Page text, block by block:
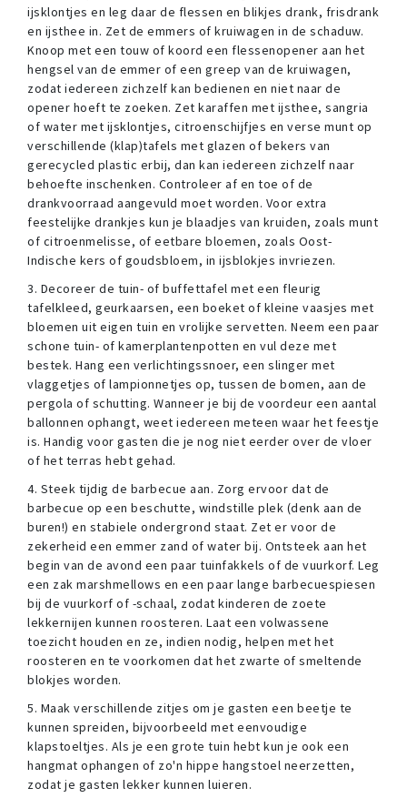
ijsklontjes en leg daar de flessen en blikjes drank, frisdrank
en ijsthee in. Zet de emmers of kruiwagen in de schaduw.
Knoop met een touw of koord een flessenopener aan het
hengsel van de emmer of een greep van de kruiwagen,
zodat iedereen zichzelf kan bedienen en niet naar de
opener hoeft te zoeken. Zet karaffen met ijsthee, sangria
of water met ijsklontjes, citroenschijfjes en verse munt op
verschillende (klap)tafels met glazen of bekers van
gerecycled plastic erbij, dan kan iedereen zichzelf naar
behoefte inschenken. Controleer af en toe of de
drankvoorraad aangevuld moet worden. Voor extra
feestelijke drankjes kun je blaadjes van kruiden, zoals munt
of citroenmelisse, of eetbare bloemen, zoals Oost-
Indische kers of goudsbloem, in ijsblokjes invriezen.
3. Decoreer de tuin- of buffettafel met een fleurig
tafelkleed, geurkaarsen, een boeket of kleine vaasjes met
bloemen uit eigen tuin en vrolijke servetten. Neem een paar
schone tuin- of kamerplantenpotten en vul deze met
bestek. Hang een verlichtingssnoer, een slinger met
vlaggetjes of lampionnetjes op, tussen de bomen, aan de
pergola of schutting. Wanneer je bij de voordeur een aantal
ballonnen ophangt, weet iedereen meteen waar het feestje
is. Handig voor gasten die je nog niet eerder over de vloer
of het terras hebt gehad.
4. Steek tijdig de barbecue aan. Zorg ervoor dat de
barbecue op een beschutte, windstille plek (denk aan de
buren!) en stabiele ondergrond staat. Zet er voor de
zekerheid een emmer zand of water bij. Ontsteek aan het
begin van de avond een paar tuinfakkels of de vuurkorf. Leg
een zak marshmellows en een paar lange barbecuespiesen
bij de vuurkorf of -schaal, zodat kinderen de zoete
lekkernijen kunnen roosteren. Laat een volwassene
toezicht houden en ze, indien nodig, helpen met het
roosteren en te voorkomen dat het zwarte of smeltende
blokjes worden.
5. Maak verschillende zitjes om je gasten een beetje te
kunnen spreiden, bijvoorbeeld met eenvoudige
klapstoeltjes. Als je een grote tuin hebt kun je ook een
hangmat ophangen of zo'n hippe hangstoel neerzetten,
zodat je gasten lekker kunnen luieren.